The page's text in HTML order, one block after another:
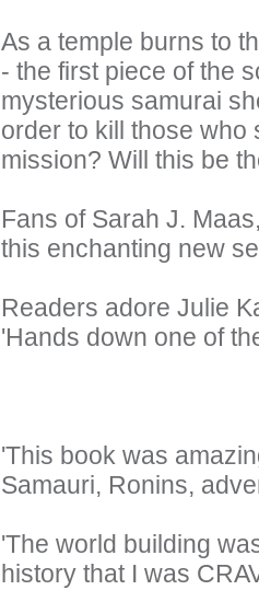
As a temple burns to
- the first piece of the
mysterious samurai
order to kill those who
mission? Will this be
Fans of Sarah J.
this enchanting new
Readers adore Julie
'Hands down one of
'This book was
Samauri, Ronins,
'The world building
history that I was